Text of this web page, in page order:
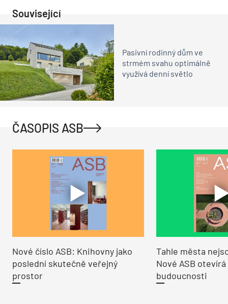
Související
Pasivní rodinný dům ve
strmém svahu optimálně
využívá denní světlo
ČASOPIS ASB
Nové číslo ASB: Knihovny jako
poslední skutečně veřejný
prostor
Tahle města
Nové ASB
budoucnosti